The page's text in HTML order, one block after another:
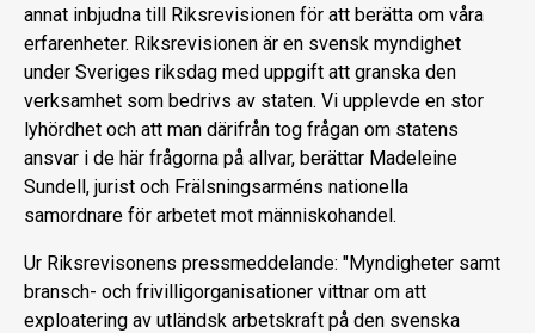
annat inbjudna till Riksrevisionen för att berätta om våra
erfarenheter. Riksrevisionen är en svensk myndighet
under Sveriges riksdag med uppgift att granska den
verksamhet som bedrivs av staten. Vi upplevde en stor
lyhördhet och att man därifrån tog frågan om statens
ansvar i de här frågorna på allvar, berättar Madeleine
Sundell, jurist och Frälsningsarméns nationella
samordnare för arbetet mot människohandel.
Ur Riksrevisonens pressmeddelande: "Myndigheter samt
bransch- och frivilligorganisationer vittnar om att
exploatering av utländsk arbetskraft på den svenska